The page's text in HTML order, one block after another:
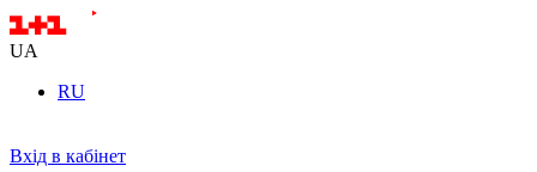
UA
RU
Вхід в кабінет